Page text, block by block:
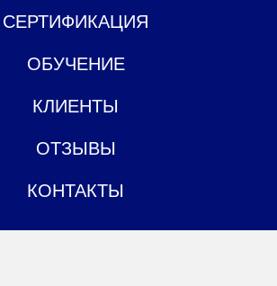
СЕРТИФИКАЦИЯ
ОБУЧЕНИЕ
КЛИЕНТЫ
ОТЗЫВЫ
КОНТАКТЫ